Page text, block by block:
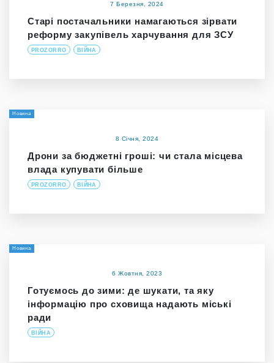
7 Березня, 2024
Старі постачальники намагаються зірвати
реформу закупівель харчування для ЗСУ
PROZORRO ВІЙНА
Новина
8 Січня, 2024
Дрони за бюджетні гроші: чи стала місцева
влада купувати більше
PROZORRO ВІЙНА
Новина
6 Жовтня, 2023
Готуємось до зими: де шукати, та яку
інформацію про сховища надають міські
ради
ВІЙНА